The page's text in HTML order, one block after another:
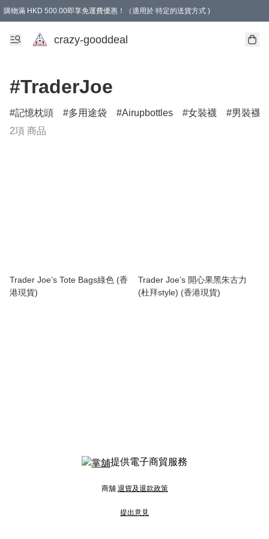
購物滿 HKD 500.00即享免運費優惠！（適用於 特定的送貨方式 )
成為會員可享免費禮品
crazy-gooddeal
#TraderJoe
記憶枕頭 多用途袋 Airupbottles 女裝襪
男裝襪
2項 商品
Trader Joe’s Tote Bags綠色 (香
港現貨)
Trader Joe’s 開心果黑朱古力
(杜拜style) (香港現貨)
提供電子商貿服務
商舖 退貨及退款政策
提出意見